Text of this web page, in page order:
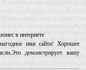
в интернете
имя сайта! Хорошее
демонстрирует вашу